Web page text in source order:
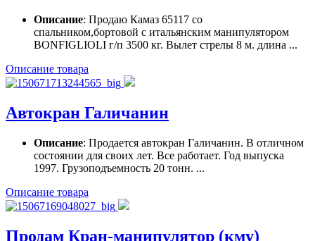
Описание: Продаю Камаз 65117 со
спальником,бортовой с итальянским манипулятором
BONFIGLIOLI г/п 3500 кг. Вылет стрелы 8 м. длина ...
Описание товара
Автокран Галичанин
Описание: Продается автокран Галичанин. В отличном
состоянии для своих лет. Все работает. Год выпуска
1997. Грузоподъемность 20 тонн. ...
Описание товара
Продам Кран-манипулятор (кму)